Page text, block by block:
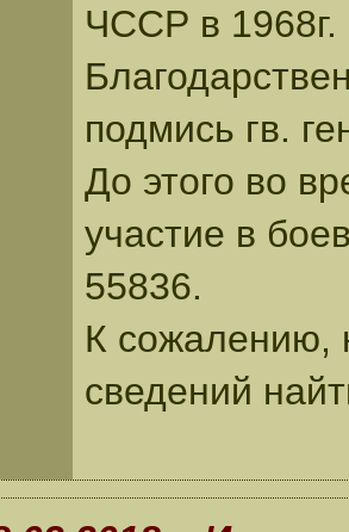
ЧССР в 1968г.
подмись гв.
До этого во
участие в
55836.
К сожалению,
сведений